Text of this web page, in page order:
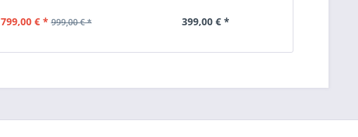
799,00 € * 999,00 € * 399,00 € *